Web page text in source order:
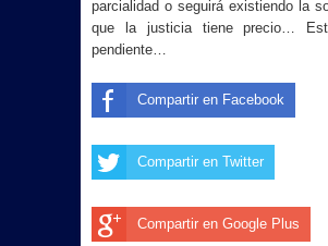
parcialidad o seguirá existiendo la
que la justicia tiene precio…
pendiente…
Compartir en Facebook
Compartir en Twitter
Compartir en Google Plus